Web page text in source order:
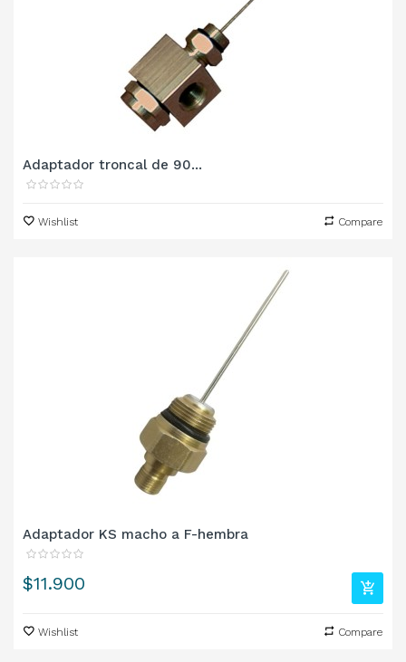
Adaptador troncal de 90...
Wishlist Compare
Adaptador KS macho a F-hembra
Precio
$11.900
Wishlist Compare